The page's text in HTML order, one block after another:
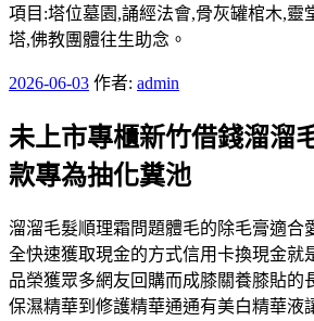
容
項目:塔位墓園,誦經法會,骨灰罐棺木,靈
塔,佛教團體往生助念。
發
於
2026-06-03 作者: admin
未上市專櫃新竹借錢溜溜
款專為抽化糞池
溜溜毛髮順理霜問題體毛的除毛膏適合
全快速獲取現金的方式信用卡換現金就
品榮獲眾多網友回購而成膝關養膝貼的
保濕精華到修護精華通通有美白精華液